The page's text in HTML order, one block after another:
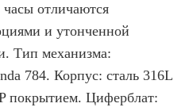
часы отличаются
и утонченной
Тип механизма:
784. Корпус: сталь 316L
покрытием. Циферблат: